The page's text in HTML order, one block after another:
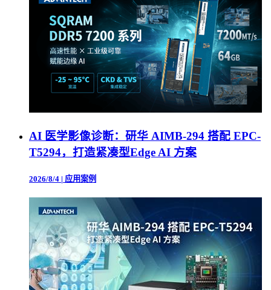
AI 医学影像诊断：研华 AIMB-294 搭配 EPC-
T5294，打造紧凑型Edge AI 方案
2026/8/4 | 应用案例